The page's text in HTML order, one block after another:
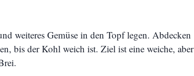
weiteres Gemüse in den Topf legen. Abdecken
bis der Kohl weich ist. Ziel ist eine weiche, aber